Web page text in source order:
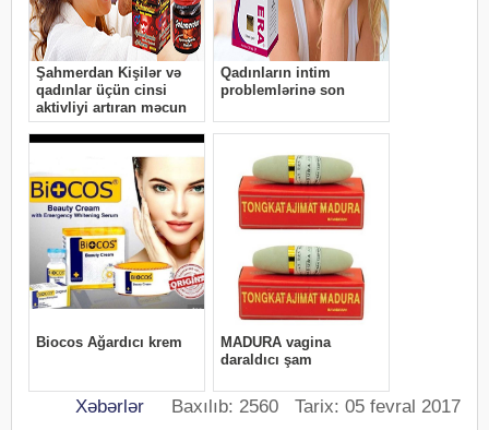
Xəbərlər Baxılıb: 2560 Tarix: 05 fevral 2017